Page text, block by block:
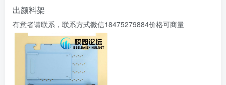
出颜料架
有意者请联系，联系方式微信18475279884价格可商量